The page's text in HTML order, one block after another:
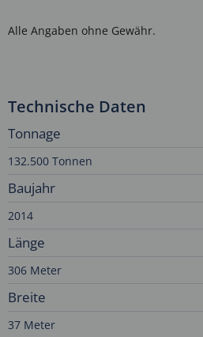
Alle Angaben ohne Gewähr.
Technische Daten
Tonnage
132.500 Tonnen
Baujahr
2014
Länge
306 Meter
Breite
37 Meter